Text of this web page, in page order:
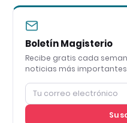
Boletín Magisterio
Recibe gratis cada
noticias más